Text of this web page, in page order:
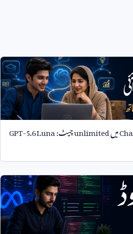
میںunlimitedچیٹ:GPT-5.6 Luna